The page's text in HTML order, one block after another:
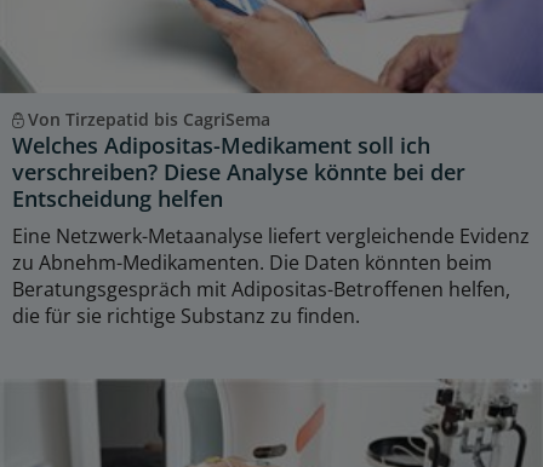
Von Tirzepatid bis CagriSema
Welches Adipositas-Medikament soll ich
verschreiben? Diese Analyse könnte bei der
Entscheidung helfen
Eine Netzwerk-Metaanalyse liefert vergleichende Evidenz
zu Abnehm-Medikamenten. Die Daten könnten beim
Beratungsgespräch mit Adipositas-Betroffenen helfen,
die für sie richtige Substanz zu finden.